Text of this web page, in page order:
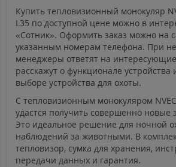
Купить тепловизионный монокуляр
L35 по доступной цене можно в
«Сотник». Оформить заказ можно на
указанным номерам телефона. При
менеджеры ответят на
расскажут о функционале устройства
выборе устройства для охоты.
С тепловизионным монокуляром
удастся получить совершенно новые
Это идеальное решение для ночной
наблюдений за животными. В
тепловизор, сумка для хранения,
передачи данных и гарантия.